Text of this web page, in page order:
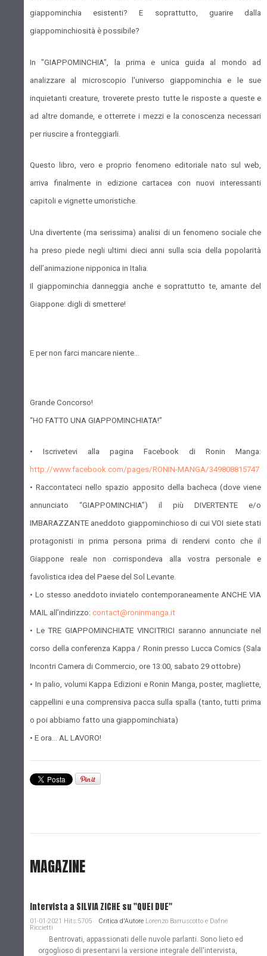
giappominchia esistenti? E soprattutto, guarire dalla
giappominchiosità è possibile?
In "GIAPPOMINCHIA", la prima e unica guida al mondo ad
analizzare al microscopio l'universo giappominchia e le sue
inquietanti creature, troverete presto tutte le risposte a queste e
ad altre domande, e otterrete i mezzi e la conoscenza necessari
per riuscire a fronteggiarli.
Questo libro, vero e proprio fenomeno editoriale nato sul web,
arriva finalmente in edizione cartacea con nuovi interessanti
capitoli e vignette umoristiche.
Una divertente (ma serissima) analisi di un fenomeno sociale che
ha preso piede negli ultimi dieci anni sulla scia della popolarità
dell’animazione nipponica in Italia.
Il giappominchia danneggia anche e soprattutto te, amante del
Giappone: digli di smettere!
E per non farci mancare niente…
Grande Concorso!
“HO FATTO UNA GIAPPOMINCHIATA!”
• Iscrivetevi alla pagina Facebook di Ronin Manga:
http://www.facebook.com/pages/RONIN-MANGA/349808815747
• Raccontateci nello spazio apposito della bacheca (dove viene
annunciato “GIAPPOMINCHIA”) il più DIVERTENTE e/o
IMBARAZZANTE aneddoto giappominchioso di cui VOI siete stati
protagonisti in prima persona prima di rendervi conto che il
Giappone reale non corrispondeva alla vostra personale e
favolistica idea del Paese del Sol Levante.
• Lo stesso aneddoto inviatelo contemporaneamente ANCHE VIA
MAIL all’indirizzo: contact@roninmanga.it
• Le TRE GIAPPOMINCHIATE VINCITRICI saranno annunciate nel
corso della conferenza Kappa / Ronin presso Lucca Comics (Sala
Incontri Camera di Commercio, ore 13:00, sabato 29 ottobre)
• In palio, volumi Kappa Edizioni e Ronin Manga, poster, magliette,
cappellini e una comprensiva pacca sulla spalla (tanto, tutti prima
o poi abbiamo fatto una giappominchiata)
• E ora… AL LAVORO!
MAGAZINE
Intervista a SILVIA ZICHE su "QUEI DUE"
01-01-2021 Hits:5705 Critica d'Autore Lorenzo Barruscotto e Dafne
Riccietti
Bentrovati, appassionati delle nuvole parlanti. Sono lieto ed
orgoglioso di presentarvi la versione integrale dell'intervista,